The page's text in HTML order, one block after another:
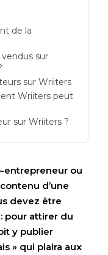
de la
sur
sur Wriiters
Wriiters peut
sur Wriiters ?
entrepreneur ou
d’une
devez être
pour attirer du
y publier
» qui plaira aux